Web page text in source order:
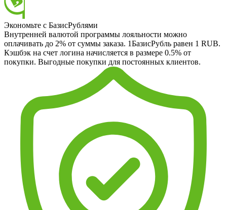
Экономьте с БазисРублями
Внутренней валютой программы лояльности можно
оплачивать до 2% от суммы заказа. 1БазисРубль равен 1 RUB.
Кэшбэк на счет логина начисляется в размере 0.5% от
покупки. Выгодные покупки для постоянных клиентов.